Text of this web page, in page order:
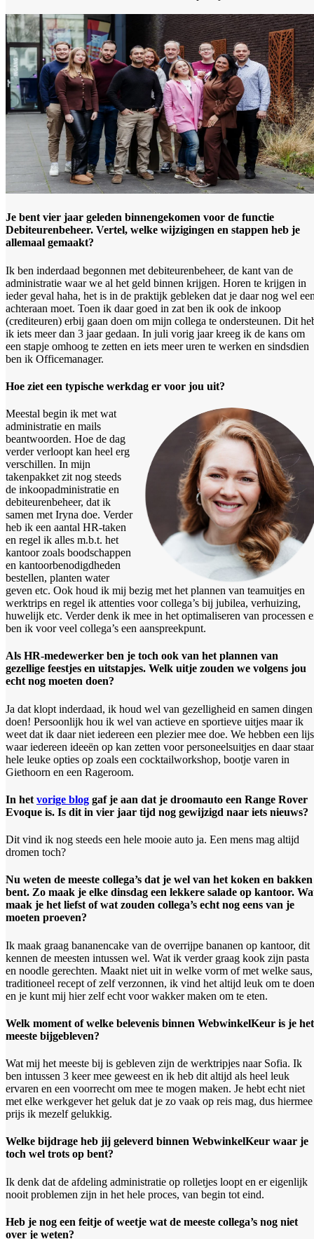
Je bent vier jaar geleden binnengekomen voor de functie
Debiteurenbeheer. Vertel, welke wijzigingen en stappen heb je
allemaal gemaakt?
Ik ben inderdaad begonnen met debiteurenbeheer, de kant van de
administratie waar we al het geld binnen krijgen. Horen te krijgen in
ieder geval haha, het is in de praktijk gebleken dat je daar nog wel
achteraan moet. Toen ik daar goed in zat ben ik ook de inkoop
(crediteuren) erbij gaan doen om mijn collega te ondersteunen. Dit
ik iets meer dan 3 jaar gedaan. In juli vorig jaar kreeg ik de kans om
een stapje omhoog te zetten en iets meer uren te werken en sindsdien
ben ik Officemanager.
Hoe ziet een typische werkdag er voor jou uit?
Meestal begin ik met wat
administratie en mails
beantwoorden. Hoe de dag
verder verloopt kan heel erg
verschillen. In mijn
takenpakket zit nog steeds
de inkoopadministratie en
debiteurenbeheer, dat ik
samen met Iryna doe. Verder
heb ik een aantal HR-taken
en regel ik alles m.b.t. het
kantoor zoals boodschappen
en kantoorbenodigdheden
bestellen, planten water
geven etc. Ook houd ik mij bezig met het plannen van teamuitjes en
werktrips en regel ik attenties voor collega’s bij jubilea, verhuizing,
huwelijk etc. Verder denk ik mee in het optimaliseren van processen
ben ik voor veel collega’s een aanspreekpunt.
Als HR-medewerker ben je toch ook van het plannen van
gezellige feestjes en uitstapjes. Welk uitje zouden we volgens jou
echt nog moeten doen?
Ja dat klopt inderdaad, ik houd wel van gezelligheid en samen dingen
doen! Persoonlijk hou ik wel van actieve en sportieve uitjes maar ik
weet dat ik daar niet iedereen een plezier mee doe. We hebben een
waar iedereen ideeën op kan zetten voor personeelsuitjes en daar
hele leuke opties op zoals een cocktailworkshop, bootje varen in
Giethoorn en een Rageroom.
In het vorige blog gaf je aan dat je droomauto een Range Rover
Evoque is. Is dit in vier jaar tijd nog gewijzigd naar iets nieuws?
Dit vind ik nog steeds een hele mooie auto ja. Een mens mag altijd
dromen toch?
Nu weten de meeste collega’s dat je wel van het koken en bakken
bent. Zo maak je elke dinsdag een lekkere salade op kantoor.
maak je het liefst of wat zouden collega’s echt nog eens van je
moeten proeven?
Ik maak graag bananencake van de overrijpe bananen op kantoor, dit
kennen de meesten intussen wel. Wat ik verder graag kook zijn pasta
en noodle gerechten. Maakt niet uit in welke vorm of met welke saus,
traditioneel recept of zelf verzonnen, ik vind het altijd leuk om te doen
en je kunt mij hier zelf echt voor wakker maken om te eten.
Welk moment of welke belevenis binnen WebwinkelKeur is je het
meeste bijgebleven?
Wat mij het meeste bij is gebleven zijn de werktripjes naar Sofia. Ik
ben intussen 3 keer mee geweest en ik heb dit altijd als heel leuk
ervaren en een voorrecht om mee te mogen maken. Je hebt echt niet
met elke werkgever het geluk dat je zo vaak op reis mag, dus hiermee
prijs ik mezelf gelukkig.
Welke bijdrage heb jij geleverd binnen WebwinkelKeur waar je
toch wel trots op bent?
Ik denk dat de afdeling administratie op rolletjes loopt en er eigenlijk
nooit problemen zijn in het hele proces, van begin tot eind.
Heb je nog een feitje of weetje wat de meeste collega’s nog niet
over je weten?